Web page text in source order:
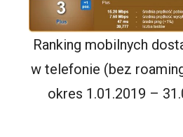
Ranking mobilnych
w telefonie (bez
okres 1.01.2019 –